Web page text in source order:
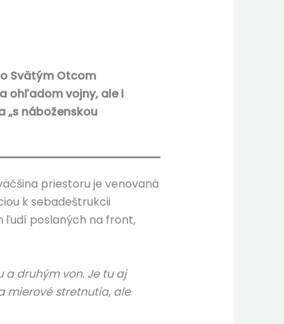
Svätým Otcom
ohľadom vojny, ale i
„s náboženskou
priestoru je venovaná
k sebadeštrukcii
ľudí poslaných na front,
druhým von. Je tu aj
mierové stretnutia, ale